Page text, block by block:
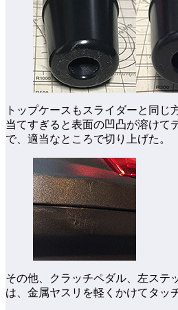
トップケースもスライダーと同じ
当てすぎると表面の凹凸が溶けて
で、適当なところで切り上げた。
その他、クラッチペダル、左ステ
は、金属ヤスリを軽くかけてタッ